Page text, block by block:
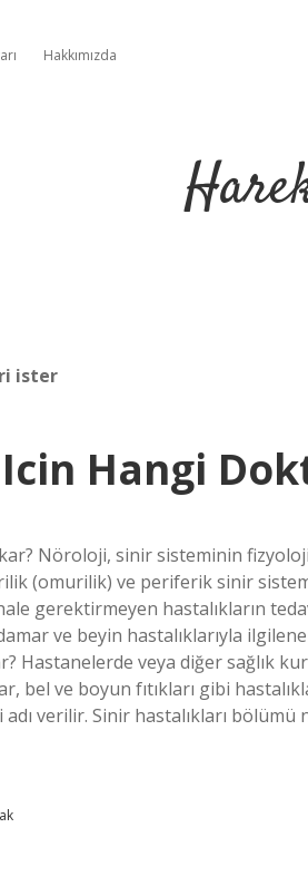
Hakkımızda
ister
Hangi
Nöroloji, sinir sisteminin
(omurilik) ve periferik sinir
gerektirmeyen hastalıkların
ve beyin hastalıklarıyla
Hastanelerde veya diğer sağlık
bel ve boyun fıtıkları gibi
verilir. Sinir hastalıkları